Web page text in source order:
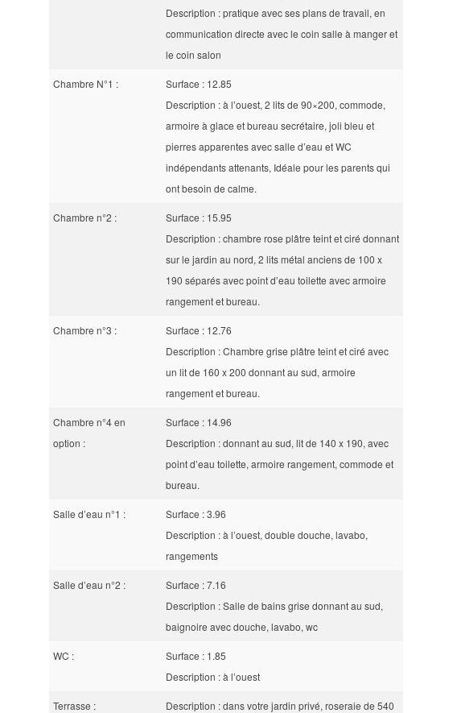
Description : pratique avec ses plans de travail, en
communication directe avec le coin salle à manger et
le coin salon
Chambre N°1 :
Surface : 12.85
Description : à l’ouest, 2 lits de 90×200, commode,
armoire à glace et bureau secrétaire, joli bleu et
pierres apparentes avec salle d’eau et WC
indépendants attenants, Idéale pour les parents qui
ont besoin de calme.
Chambre n°2 :
Surface : 15.95
Description : chambre rose plâtre teint et ciré donnant
sur le jardin au nord, 2 lits métal anciens de 100 x
190 séparés avec point d’eau toilette avec armoire
rangement et bureau.
Chambre n°3 :
Surface : 12.76
Description : Chambre grise plâtre teint et ciré avec
un lit de 160 x 200 donnant au sud, armoire
rangement et bureau.
Chambre n°4 en
option :
Surface : 14.96
Description : donnant au sud, lit de 140 x 190, avec
point d’eau toilette, armoire rangement, commode et
bureau.
Salle d’eau n°1 :
Surface : 3.96
Description : à l’ouest, double douche, lavabo,
rangements
Salle d’eau n°2 :
Surface : 7.16
Description : Salle de bains grise donnant au sud,
baignoire avec douche, lavabo, wc
WC :
Surface : 1.85
Description : à l’ouest
Terrasse :
Description : dans votre jardin privé, roseraie de 540